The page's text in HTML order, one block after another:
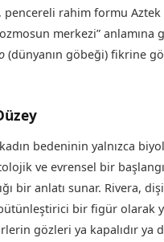
pencereli rahim formu Aztek
merkezi” anlamına
(dünyanın göbeği) fikrine
bedeninin yalnızca
ve evrensel bir
bir anlatı sunar. Rivera,
bir figür olarak
gözleri ya kapalıdır ya